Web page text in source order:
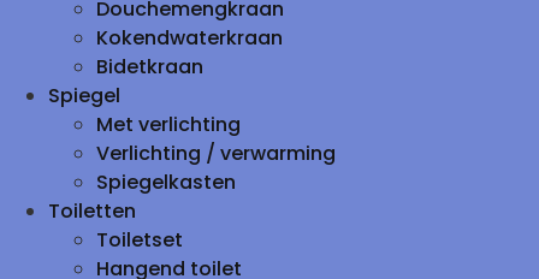
Douchemengkraan
Kokendwaterkraan
Bidetkraan
Spiegel
Met verlichting
Verlichting / verwarming
Spiegelkasten
Toiletten
Toiletset
Hangend toilet